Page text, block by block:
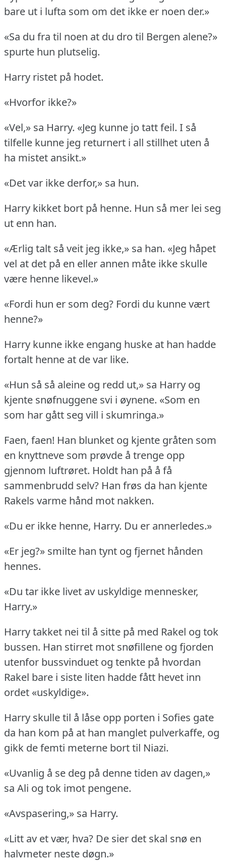
bare ut i lufta som om det ikke er noen der.»
«Sa du fra til noen at du dro til Bergen alene?»
spurte hun plutselig.
Harry ristet på hodet.
«Hvorfor ikke?»
«Vel,» sa Harry. «Jeg kunne jo tatt feil. I så
tilfelle kunne jeg returnert i all stillhet uten å
ha mistet ansikt.»
«Det var ikke derfor,» sa hun.
Harry kikket bort på henne. Hun så mer lei seg
ut enn han.
«Ærlig talt så veit jeg ikke,» sa han. «Jeg håpet
vel at det på en eller annen måte ikke skulle
være henne likevel.»
«Fordi hun er som deg? Fordi du kunne vært
henne?»
Harry kunne ikke engang huske at han hadde
fortalt henne at de var like.
«Hun så så aleine og redd ut,» sa Harry og
kjente snøfnuggene svi i øynene. «Som en
som har gått seg vill i skumringa.»
Faen, faen! Han blunket og kjente gråten som
en knyttneve som prøvde å trenge opp
gjennom luftrøret. Holdt han på å få
sammenbrudd selv? Han frøs da han kjente
Rakels varme hånd mot nakken.
«Du er ikke henne, Harry. Du er annerledes.»
«Er jeg?» smilte han tynt og fjernet hånden
hennes.
«Du tar ikke livet av uskyldige mennesker,
Harry.»
Harry takket nei til å sitte på med Rakel og tok
bussen. Han stirret mot snøfillene og fjorden
utenfor bussvinduet og tenkte på hvordan
Rakel bare i siste liten hadde fått hevet inn
ordet «uskyldige».
Harry skulle til å låse opp porten i Sofies gate
da han kom på at han manglet pulverkaffe, og
gikk de femti meterne bort til Niazi.
«Uvanlig å se deg på denne tiden av dagen,»
sa Ali og tok imot pengene.
«Avspasering,» sa Harry.
«Litt av et vær, hva? De sier det skal snø en
halvmeter neste døgn.»